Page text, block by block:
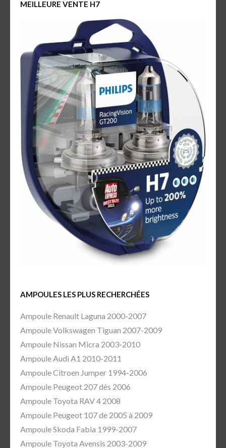
MEILLEURE VENTE H7
AMPOULES LES PLUS RECHERCHÉES
Ampoule Renault Laguna 2000-2007
Ampoule Volkswagen Tiguan 2007-2009
Ampoule Nissan Micra 2003-2010
Ampoule Audi A1 2010-2011
Ampoule Citroen Jumper 1994-2006
Ampoule Peugeot 207 dès 2006
Ampoule Toyota RAV 4 2008
Ampoule Peugeot 107 de 2005 à 2009
Ampoule Skoda Fabia 1999-2007
Ampoule Toyota Avensis 2003-2009